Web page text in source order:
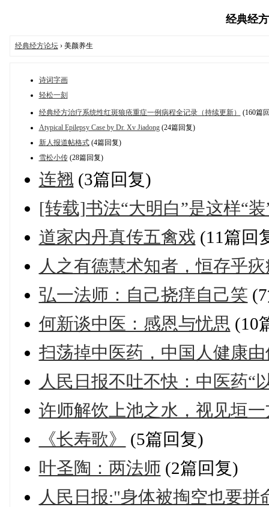
经典经
经典经方论坛› 美颜养生
诗词字画
轻松一刻
经典经方治疗系统性红斑狼疮重症一例病程全记录（持续更新）
(160篇
Atypical Epilepsy Case by Dr. Xv Jiadong(24篇回复)
新人报道帖格式(4篇回复)
雪松小传(28篇回复)
连翘 (3篇回复)
[转载]书法“大明白”是这样“
道家内丹真传五禽戏 (11篇回
人之有德慧术知者，恒存乎
弘一法师：自己挠痒自己笑
何新谈中医：感恩与忧思 (10
扫荡掉中医药，中国人健康
人民日报不吐不快：中医药“
许师解饮上池之水，视见垣
《长寿歌》
(5篇回复)
叶圣陶：两法师 (2篇回复)
人民日报:"身体被掏空也要拼